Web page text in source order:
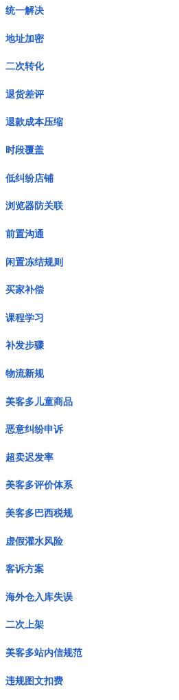
统一解决
地址加密
二次转化
退货差评
退款成本压缩
时段覆盖
低纠纷店铺
浏览器防关联
前置沟通
闲置冻结规则
买家补偿
课程学习
补发步骤
物流新规
美客多儿童商品
恶意纠纷申诉
超卖迟发率
美客多评价体系
美客多巴西税规
虚假灌水风险
客诉方案
海外仓入库失误
二次上架
美客多站内信规范
违规图文扣费